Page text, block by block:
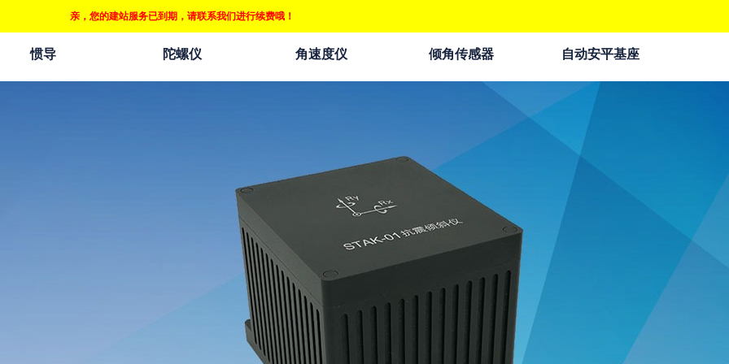
亲，您的建站服务已到期，请联系我们进行续费哦！
惯导 陀螺仪 角速度仪 倾角传感器 自动安平基座